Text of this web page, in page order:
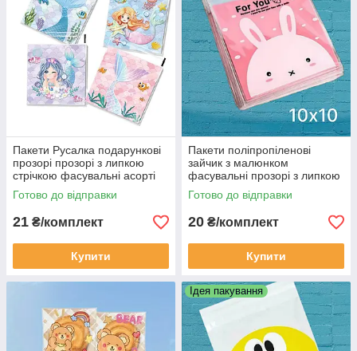
Пакети Русалка подарункові
прозорі прозорі з липкою
стрічкою фасувальні асорті
малюнок 10х10х3 см набір
10 шт
Готово до відправки
21 ₴/комплект
Купити
Пакети поліпропіленові
зайчик з малюнком
фасувальні прозорі з липкою
стрічкою подарункові 10 шт
10х10х3 см
Готово до відправки
20 ₴/комплект
Купити
Ідея пакування